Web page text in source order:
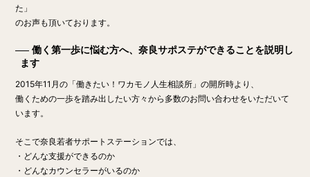
た」
のお声も頂いております。
働く第一歩に悩む方へ、奈良サポステができることを説明し
ます
2015年11月の「働きたい！ワカモノ人生相談所」の開所時より、
働くための一歩を踏み出したい方々から多数のお問い合わせをいただいて
います。
そこで奈良若者サポートステーションでは、
・どんな支援ができるのか
・どんなカウンセラーがいるのか